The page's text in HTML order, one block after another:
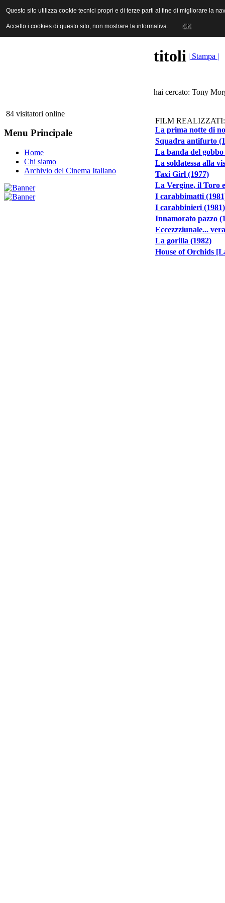
ANICA | Associazione Nazionale Industrie Cinematografiche
84 visitatori online
Menu Principale
Home
Chi siamo
Archivio del Cinema Italiano
titoli | Stampa |
hai cercato: Tony
FILM REALIZZATI:
La prima notte di
Squadra antifurto
La banda del gobbo
La soldatessa alla
Taxi Girl (1977)
La Vergine, il Toro
I carabbimatti
I carabbinieri (1981)
Innamorato pazzo
Eccezzziunale...
La gorilla (1982)
House of Orchids
Questo sito utilizza cookie tecnici propri e di terze parti al fine di migliorare la
Accetto i cookies di questo sito, non mostrare la informativa. OK
Questo sito utilizza cookie tecnici propri e di terze parti al fine di migliorare la
Accetto i cookies di questo sito, non mostrare la informativa. OK